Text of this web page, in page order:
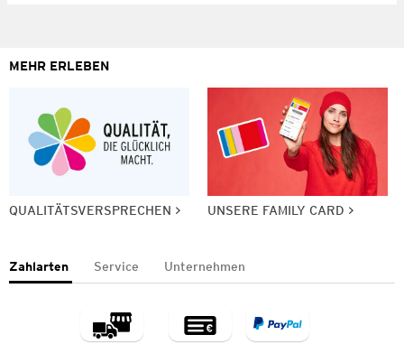
MEHR ERLEBEN
QUALITÄTSVERSPRECHEN UNSERE FAMILY CARD
Zahlarten Service Unternehmen